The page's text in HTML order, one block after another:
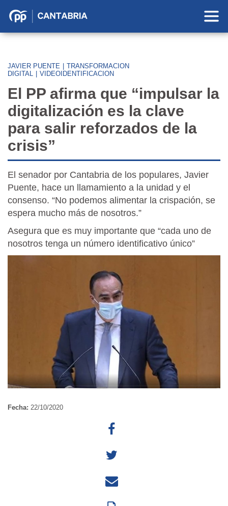
Partido
Cantabria
JAVIER PUENTE
TRANSFORMACION
DIGITAL
VIDEOIDENTIFICACION
El PP afirma que “impulsar la
digitalización es la clave
para salir reforzados de la
crisis”
El senador por Cantabria de los populares, Javier
Puente, hace un llamamiento a la unidad y el
consenso. “No podemos alimentar la crispación, se
espera mucho más de nosotros.”
Asegura que es muy importante que “cada uno de
nosotros tenga un número identificativo único”
Fecha: 22/10/2020